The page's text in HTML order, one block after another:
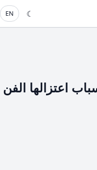
☾
EN
اعتزالها الفن